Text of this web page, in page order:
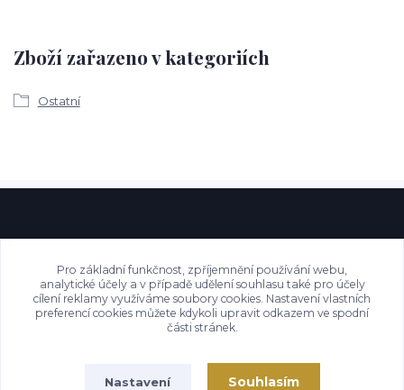
Zboží zařazeno v kategoriích
Ostatní
Pro základní funkčnost, zpříjemnění používání webu,
analytické účely a v případě udělení souhlasu také pro účely
cílení reklamy využíváme soubory cookies. Nastavení vlastních
preferencí cookies můžete kdykoli upravit odkazem ve spodní
části stránek.
Nastavení Souhlasím